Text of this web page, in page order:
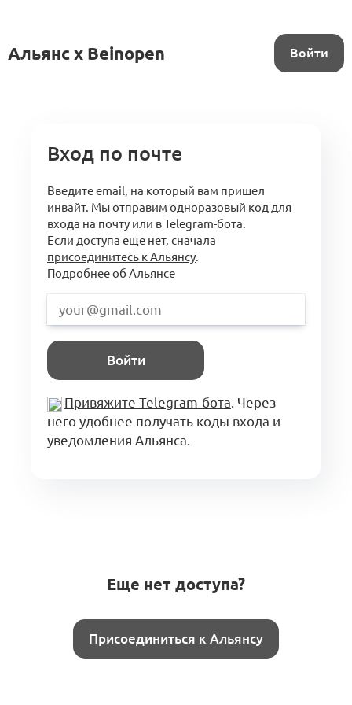
Альянс x Beinopen Войти
Вход по почте
Введите email, на который вам пришел
инвайт. Мы отправим одноразовый код для
входа на почту или в Telegram-бота.
Если доступа еще нет, сначала
присоединитесь к Альянсу.
Подробнее об Альянсе
Войти
Привяжите Telegram-бота. Через
него удобнее получать коды входа и
уведомления Альянса.
Еще нет доступа?
Присоединиться к Альянсу